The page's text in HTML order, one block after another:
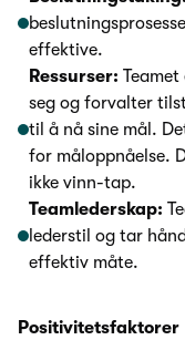
effektive.
Ressurser:
seg og forvalter
til å nå sine mål.
for måloppnåelse.
ikke vinn-tap.
Teamlederskap:
lederstil og tar
effektiv måte.
Positivitetsfaktorer